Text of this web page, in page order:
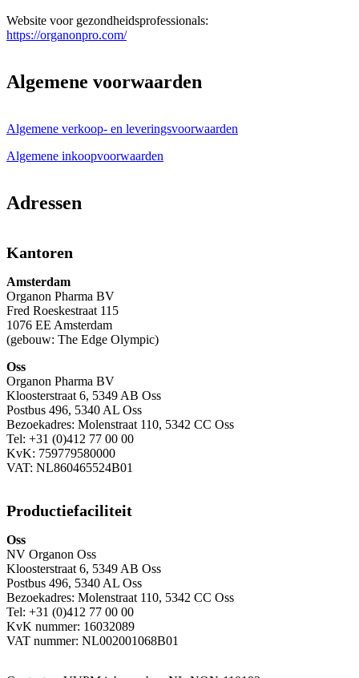
Website voor gezondheidsprofessionals:
https://organonpro.com/
Algemene voorwaarden
Algemene verkoop- en leveringsvoorwaarden
Algemene inkoopvoorwaarden
Adressen
Kantoren
Amsterdam
Organon Pharma BV
Fred Roeskestraat 115
1076 EE Amsterdam
(gebouw: The Edge Olympic)
Oss
Organon Pharma BV
Kloosterstraat 6, 5349 AB Oss
Postbus 496, 5340 AL Oss
Bezoekadres: Molenstraat 110, 5342 CC Oss
Tel: +31 (0)412 77 00 00
KvK: 759779580000
VAT: NL860465524B01
Productiefaciliteit
Oss
NV Organon Oss
Kloosterstraat 6, 5349 AB Oss
Postbus 496, 5340 AL Oss
Bezoekadres: Molenstraat 110, 5342 CC Oss
Tel: +31 (0)412 77 00 00
KvK nummer: 16032089
VAT nummer: NL002001068B01